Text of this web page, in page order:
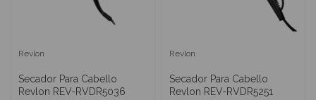
Revlon
Secador Para Cabello
Revlon REV-RVDR5036
Revlon
Secador Para Cabello
Revlon REV-RVDR5251